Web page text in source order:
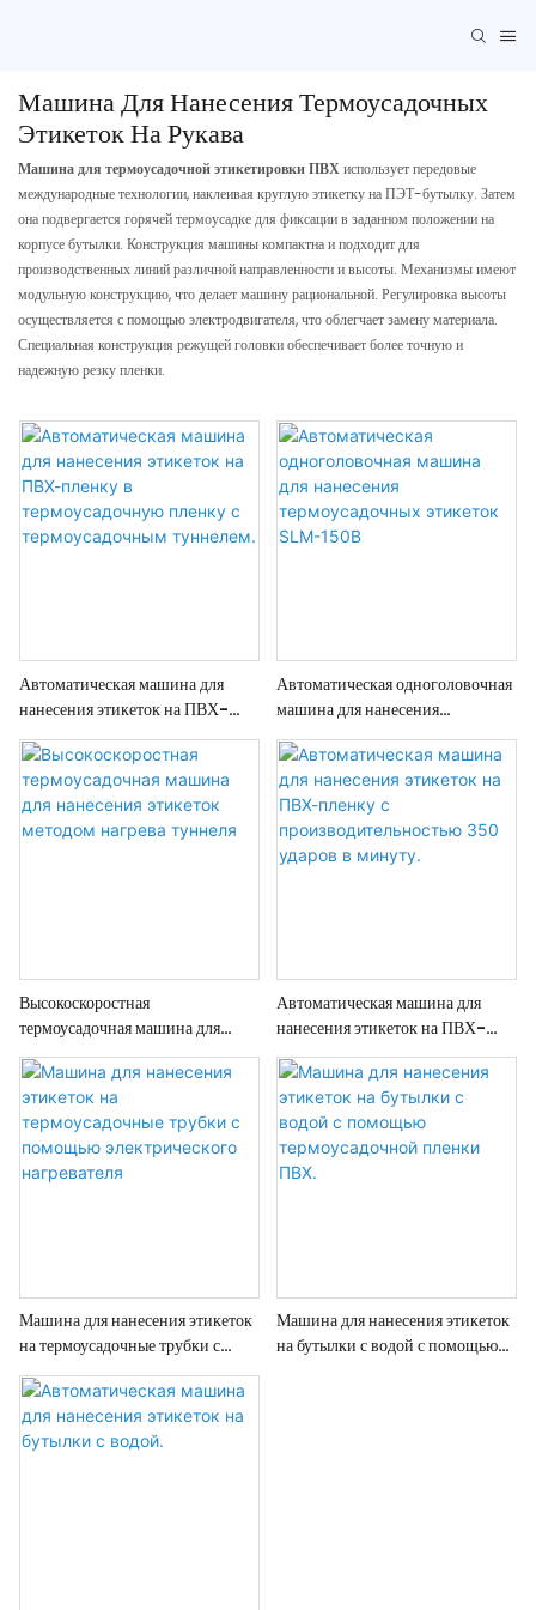
Машина Для Нанесения Термоусадочных
Этикеток На Рукава
Машина для термоусадочной этикетировки ПВХиспользует передовые
международные технологии, наклеивая круглую этикетку на ПЭТ-бутылку. Затем
она подвергается горячей термоусадке для фиксации в заданном положении на
корпусе бутылки. Конструкция машины компактна и подходит для
производственных линий различной направленности и высоты. Механизмы имеют
модульную конструкцию, что делает машину рациональной. Регулировка высоты
осуществляется с помощью электродвигателя, что облегчает замену материала.
Специальная конструкция режущей головки обеспечивает более точную и
надежную резку пленки.
Автоматическая машина для
нанесения этикеток на ПВХ-
пленку в термоусадочную пленку
с термоусадочным туннелем.
Автоматическая одноголовочная
машина для нанесения
термоусадочных этикеток SLM-
150B
Высокоскоростная
термоусадочная машина для
нанесения этикеток методом
нагрева туннеля
Автоматическая машина для
нанесения этикеток на ПВХ-
пленку с производительностью
350 ударов в минуту.
Машина для нанесения этикеток
на термоусадочные трубки с
помощью электрического
нагревателя
Машина для нанесения этикеток
на бутылки с водой с помощью